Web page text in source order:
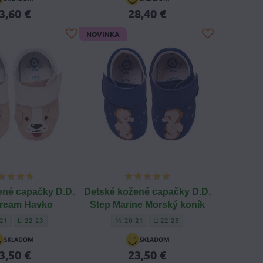
€ 28,40 €
- Veľkosť capačiek:
capačky D.D.
Havko
kožené capačky D.D. Step Cream Havko - Veľkosť capačiek:
Detské kožené capačky D.D. Step Cream Havko - Veľkosť capačiek:
L: 22-23
€
NOVINKA
Detské kožené capačky D.D.
Step Marine Morský koník
Detské kožené capačky D.D. Step Marine
M: 20-21 Detské kožené capačky D.D.
L: 22-23
23,50 €